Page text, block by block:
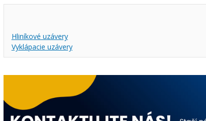
Hliníkové uzávery
Vyklápacie uzávery